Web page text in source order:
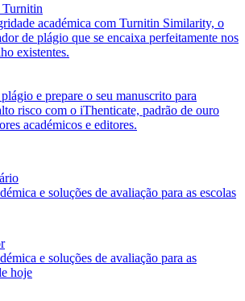
Turnitin
académica com Turnitin Similarity, o
de plágio que se encaixa perfeitamente nos
existentes.
e prepare o seu manuscrito para
risco com o iThenticate, padrão de ouro
académicos e editores.
e soluções de avaliação para as escolas
e soluções de avaliação para as
hoje